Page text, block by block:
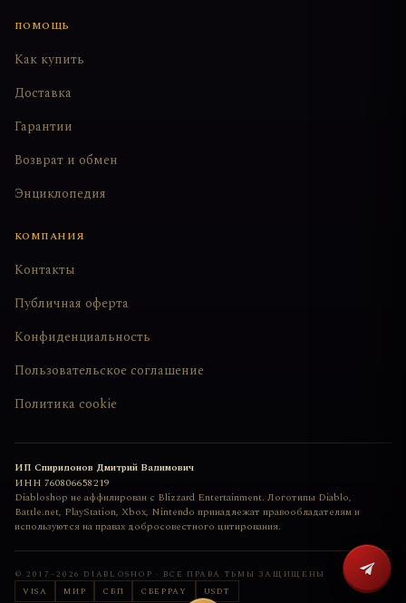
ПОМОЩЬ
Как купить
Доставка
Гарантии
Возврат и обмен
Энциклопедия
КОМПАНИЯ
Контакты
Публичная оферта
Конфиденциальность
Пользовательское соглашение
Политика cookie
ИП Спиридонов Дмитрий Вадимович
ИНН 760806658219
Diabloshop не аффилирован с Blizzard Entertainment. Логотипы Diablo,
Battle.net, PlayStation, Xbox, Nintendo принадлежат правообладателям и
используются на правах добросовестного цитирования.
© 2017–2026 DIABLOSHOP · ВСЕ ПРАВА ТЬМЫ ЗАЩИЩЕНЫ
VISA
МИР СБП СБЕРPAY USDT